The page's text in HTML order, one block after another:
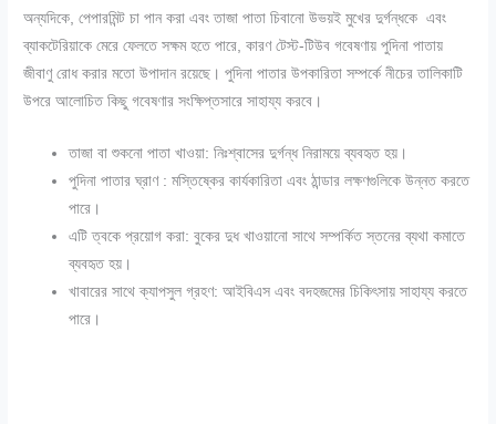
অন্যদিকে, পেপারমিন্ট চা পান করা এবং তাজা পাতা চিবানো উভয়ই মুখের দুর্গন্ধকে এবং
ব্যাকটেরিয়াকে মেরে ফেলতে সক্ষম হতে পারে, কারণ টেস্ট-টিউব গবেষণায় পুদিনা পাতায়
জীবাণু রোধ করার মতো উপাদান রয়েছে। পুদিনা পাতার উপকারিতা সম্পর্কে নীচের তালিকাটি
উপরে আলোচিত কিছু গবেষণার সংক্ষিপ্তসারে সাহায্য করবে।
তাজা বা শুকনো পাতা খাওয়া: নিঃশ্বাসের দুর্গন্ধ নিরাময়ে ব্যবহৃত হয়।
পুদিনা পাতার ঘ্রাণ : মস্তিষ্কের কার্যকারিতা এবং ঠান্ডার লক্ষণগুলিকে উন্নত করতে
পারে।
এটি ত্বকে প্রয়োগ করা: বুকের দুধ খাওয়ানো সাথে সম্পর্কিত স্তনের ব্যথা কমাতে
ব্যবহৃত হয়।
খাবারের সাথে ক্যাপসুল গ্রহণ: আইবিএস এবং বদহজমের চিকিৎসায় সাহায্য করতে
পারে।